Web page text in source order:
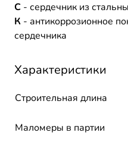
С - сердечник из
К - антикоррозионное
сердечника
Характеристики
Строительная длина
Маломеры в партии